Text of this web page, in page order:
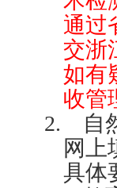
通过
交浙
如有
收管
2.
自
网上
具体